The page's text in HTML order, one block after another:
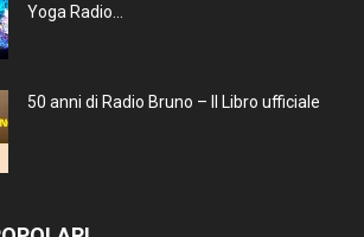
Yoga Radio...
50 anni di Radio Bruno – Il Libro ufficiale